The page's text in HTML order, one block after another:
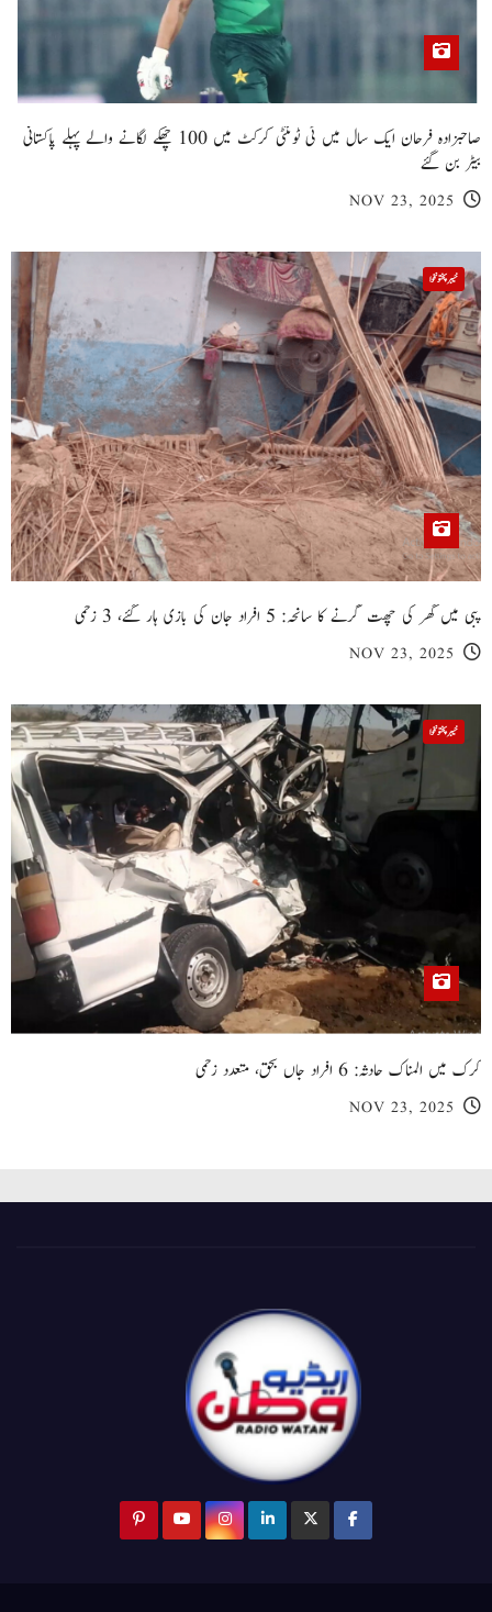
صاحبزادہ فرحان ایک سال میں ٹی ٹوئنٹی کرکٹ میں 100 چھکے لگانے والے پہلے پاکستانی
بیٹر بن گئے
NOV 23, 2025
خیبر پختونخوا
پبی میں گھر کی چھت گرنے کا سانحہ: 5 افراد جان کی بازی ہار گئے، 3 زخمی
NOV 23, 2025
خیبر پختونخوا
کرک میں المناک حادثہ: 6 افراد جاں بحق، متعدد زخمی
NOV 23, 2025